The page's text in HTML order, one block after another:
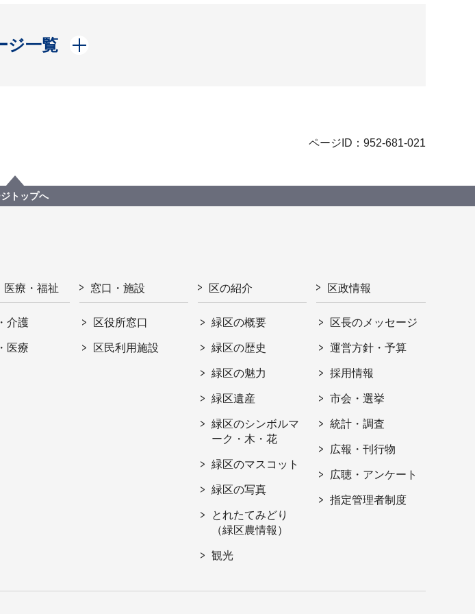
ジ一覧
開く
ページID：952-681-021
トップへ
医療・福祉
介護
医療
窓口・施設
区役所窓口
区民利用施設
区の紹介
緑区の概要
緑区の歴史
緑区の魅力
緑区遺産
緑区のシンボルマ
ーク・木・花
緑区のマスコット
緑区の写真
とれたてみどり
（緑区農情報）
観光
区政情報
区長のメッセージ
運営方針・予算
採用情報
市会・選挙
統計・調査
広報・刊行物
広聴・アンケート
指定管理者制度